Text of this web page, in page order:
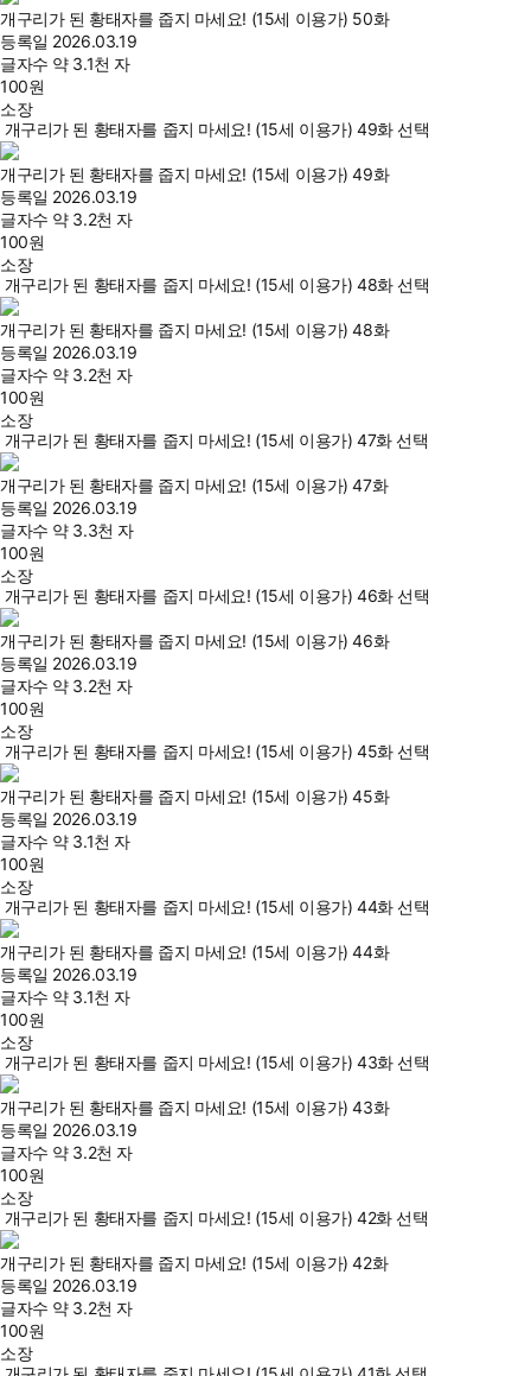
개구리가 된 황태자를 줍지 마세요! (15세 이용가) 50화
등록일 2026.03.19
글자수 약 3.1천 자
100원
소장
개구리가 된 황태자를 줍지 마세요! (15세 이용가) 49화 선택
개구리가 된 황태자를 줍지 마세요! (15세 이용가) 49화
등록일 2026.03.19
글자수 약 3.2천 자
100원
소장
개구리가 된 황태자를 줍지 마세요! (15세 이용가) 48화 선택
개구리가 된 황태자를 줍지 마세요! (15세 이용가) 48화
등록일 2026.03.19
글자수 약 3.2천 자
100원
소장
개구리가 된 황태자를 줍지 마세요! (15세 이용가) 47화 선택
개구리가 된 황태자를 줍지 마세요! (15세 이용가) 47화
등록일 2026.03.19
글자수 약 3.3천 자
100원
소장
개구리가 된 황태자를 줍지 마세요! (15세 이용가) 46화 선택
개구리가 된 황태자를 줍지 마세요! (15세 이용가) 46화
등록일 2026.03.19
글자수 약 3.2천 자
100원
소장
개구리가 된 황태자를 줍지 마세요! (15세 이용가) 45화 선택
개구리가 된 황태자를 줍지 마세요! (15세 이용가) 45화
등록일 2026.03.19
글자수 약 3.1천 자
100원
소장
개구리가 된 황태자를 줍지 마세요! (15세 이용가) 44화 선택
개구리가 된 황태자를 줍지 마세요! (15세 이용가) 44화
등록일 2026.03.19
글자수 약 3.1천 자
100원
소장
개구리가 된 황태자를 줍지 마세요! (15세 이용가) 43화 선택
개구리가 된 황태자를 줍지 마세요! (15세 이용가) 43화
등록일 2026.03.19
글자수 약 3.2천 자
100원
소장
개구리가 된 황태자를 줍지 마세요! (15세 이용가) 42화 선택
개구리가 된 황태자를 줍지 마세요! (15세 이용가) 42화
등록일 2026.03.19
글자수 약 3.2천 자
100원
소장